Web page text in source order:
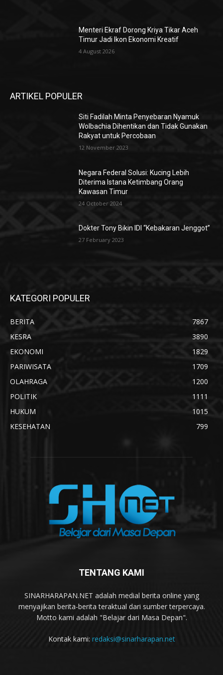
Menteri Ekraf Dorong Kriya Tikar Aceh
Timur Jadi Ikon Ekonomi Kreatif
4 August 2026
ARTIKEL POPULER
Siti Fadilah Minta Penyebaran Nyamuk
Wolbachia Dihentikan dan Tidak Gunakan
Rakyat untuk Percobaan
12 November 2023
Negara Federal Solusi: Kucing Lebih
Diterima Istana Ketimbang Orang
Kawasan Timur
24 October 2024
Dokter Tony Bikin IDI “Kebakaran Jenggot”
27 February 2023
KATEGORI POPULER
BERITA
7867
KESRA
3890
EKONOMI
1829
PARIWISATA
1709
OLAHRAGA
1200
POLITIK
1111
HUKUM
1015
KESEHATAN
799
TENTANG KAMI
SINARHARAPAN.NET adalah medial berita online yang
menyajikan berita-berita teraktual dari sumber terpercaya.
Motto kami adalah "Belajar dari Masa Depan".
Kontak kami: redaksi@sinarharapan.net